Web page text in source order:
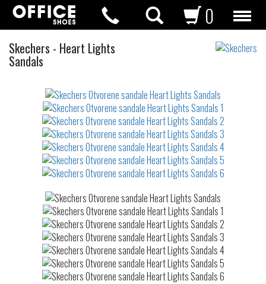
0
Skechers Otvorene
- Heart Lights
Sandals
waterproof
waterrepellent